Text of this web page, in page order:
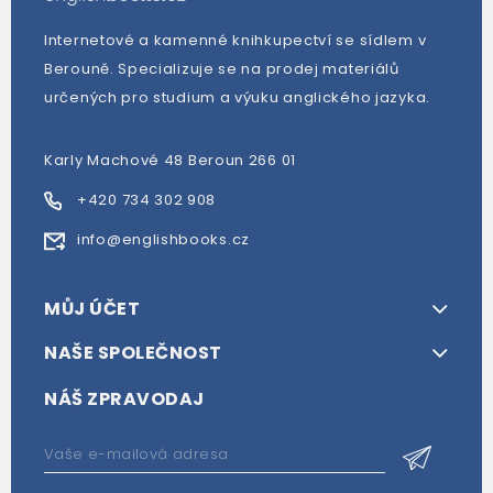
Internetové a kamenné knihkupectví se sídlem v
Berouně. Specializuje se na prodej materiálů
určených pro studium a výuku anglického jazyka.
Karly Machové 48 Beroun 266 01
+420 734 302 908
info@englishbooks.cz
MŮJ ÚČET
NAŠE SPOLEČNOST
NÁŠ ZPRAVODAJ